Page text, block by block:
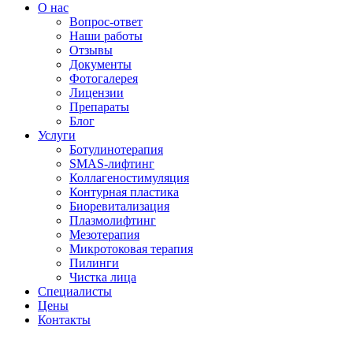
О нас
Вопрос-ответ
Наши работы
Отзывы
Документы
Фотогалерея
Лицензии
Препараты
Блог
Услуги
Ботулинотерапия
SMAS-лифтинг
Коллагеностимуляция
Контурная пластика
Биоревитализация
Плазмолифтинг
Мезотерапия
Микротоковая терапия
Пилинги
Чистка лица
Специалисты
Цены
Контакты